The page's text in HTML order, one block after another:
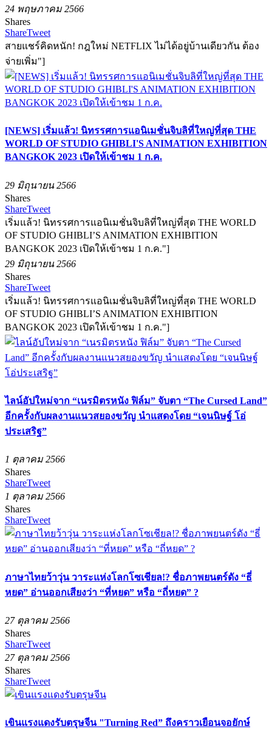
24 พฤษภาคม 2566
Shares
ShareTweet
สายแชร์คิดหนัก! กฎใหม่ NETFLIX ไม่ได้อยู่บ้านเดียวกัน ต้อง
จ่ายเพิ่ม"]
[NEWS] เริ่มแล้ว! นิทรรศการแอนิเมชั่นจิบลิที่ใหญ่ที่สุด THE
WORLD OF STUDIO GHIBLI'S ANIMATION EXHIBITION
BANGKOK 2023 เปิดให้เข้าชม 1 ก.ค.
29 มิถุนายน 2566
Shares
ShareTweet
เริ่มแล้ว! นิทรรศการแอนิเมชั่นจิบลิที่ใหญ่ที่สุด THE WORLD
OF STUDIO GHIBLI’S ANIMATION EXHIBITION
BANGKOK 2023 เปิดให้เข้าชม 1 ก.ค."]
29 มิถุนายน 2566
Shares
ShareTweet
เริ่มแล้ว! นิทรรศการแอนิเมชั่นจิบลิที่ใหญ่ที่สุด THE WORLD
OF STUDIO GHIBLI’S ANIMATION EXHIBITION
BANGKOK 2023 เปิดให้เข้าชม 1 ก.ค."]
ไลน์อัปใหม่จาก “เนรมิตรหนัง ฟิล์ม” จับตา “The Cursed Land”
อีกครั้งกับผลงานแนวสยองขวัญ นำแสดงโดย “เจนนิษฐ์ โอ่
ประเสริฐ”
1 ตุลาคม 2566
Shares
ShareTweet
1 ตุลาคม 2566
Shares
ShareTweet
ภาษาไทยว้าวุ่น วาระแห่งโลกโซเชียล!? ชื่อภาพยนตร์ดัง “ธี่
หยด” อ่านออกเสียงว่า “ที่หยด” หรือ “ถี่หยด” ?
27 ตุลาคม 2566
Shares
ShareTweet
27 ตุลาคม 2566
Shares
ShareTweet
เขินแรงแดงรับตรุษจีน "Turning Red” ถึงคราวเยือนจอยักษ์​